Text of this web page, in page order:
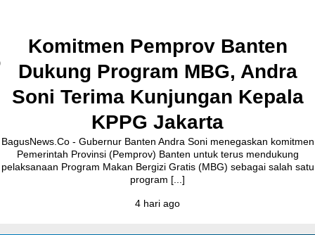
Banten
Andra
Kepala
Soni menegaskan komitmen
untuk terus mendukung
(MBG) sebagai salah satu
Pembangunan
Kronjo
Bupati
BagusNews.Co – Bupati
melakukan peletakan batu pertama
Jalan Ceplak–Penjamuran dan
Agustus 2026.Pada acara